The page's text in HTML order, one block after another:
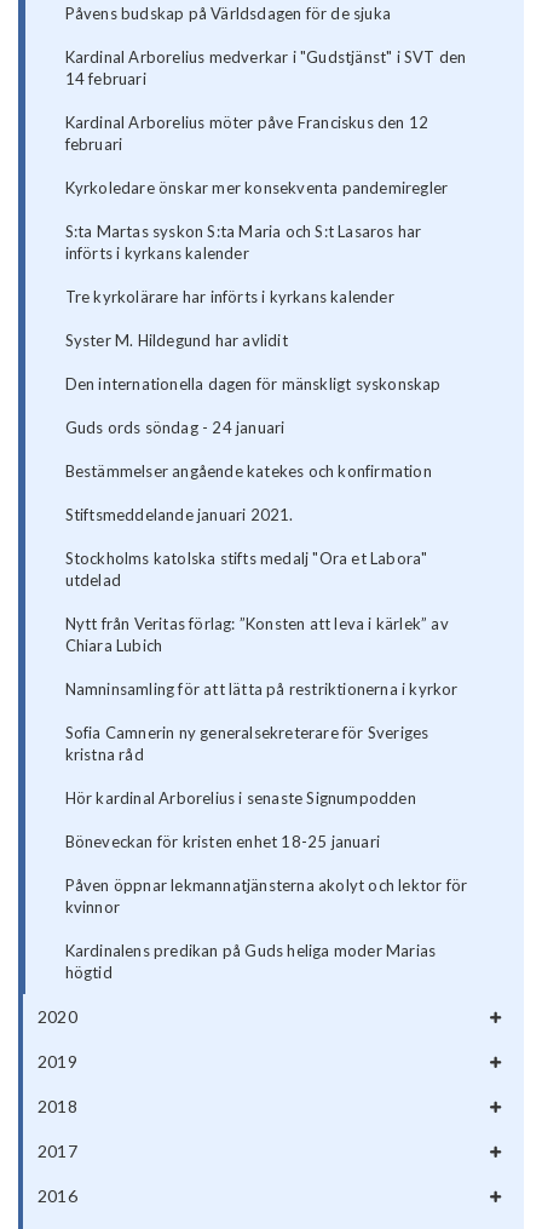
Påvens budskap på Världsdagen för de sjuka
Kardinal Arborelius medverkar i "Gudstjänst" i SVT den
14 februari
Kardinal Arborelius möter påve Franciskus den 12
februari
Kyrkoledare önskar mer konsekventa pandemiregler
S:ta Martas syskon S:ta Maria och S:t Lasaros har
införts i kyrkans kalender
Tre kyrkolärare har införts i kyrkans kalender
Syster M. Hildegund har avlidit
Den internationella dagen för mänskligt syskonskap
Guds ords söndag - 24 januari
Bestämmelser angående katekes och konfirmation
Stiftsmeddelande januari 2021.
Stockholms katolska stifts medalj "Ora et Labora"
utdelad
Nytt från Veritas förlag: ”Konsten att leva i kärlek” av
Chiara Lubich
Namninsamling för att lätta på restriktionerna i kyrkor
Sofia Camnerin ny generalsekreterare för Sveriges
kristna råd
Hör kardinal Arborelius i senaste Signumpodden
Böneveckan för kristen enhet 18-25 januari
Påven öppnar lekmannatjänsterna akolyt och lektor för
kvinnor
Kardinalens predikan på Guds heliga moder Marias
högtid
2020
2019
2018
2017
2016